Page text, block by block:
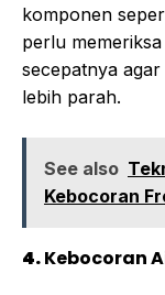
komponen
perlu
secepatnya
lebih parah.
See also
Kebocoran
4.Kebocoran